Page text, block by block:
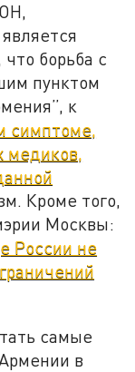
борьба с
пунктом
к
симптоме,
медиков,
Кроме того,
Москвы:
России не
самые
в